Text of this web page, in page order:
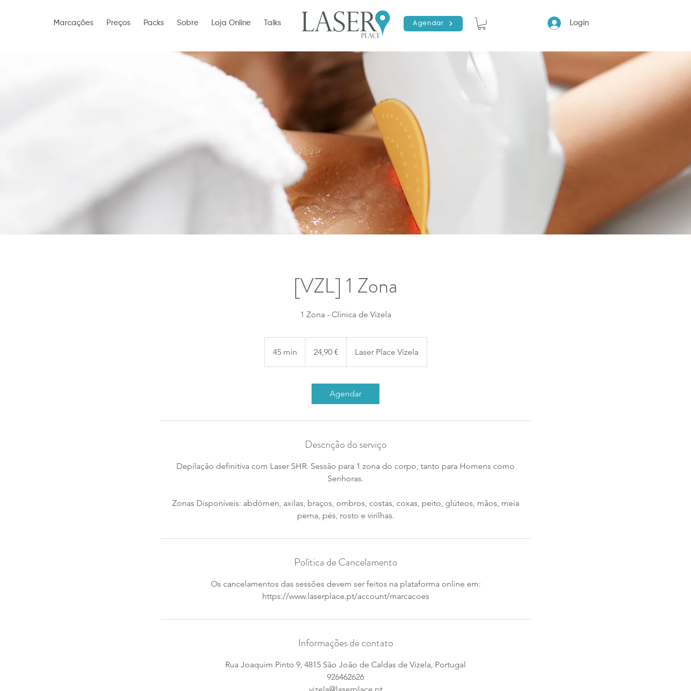
Marcações Preços Packs Sobre Loja Online Talks Agendar Login
[VZL] 1 Zona
1 Zona - Clínica de Vizela
45 min 24,90 € Laser Place Vizela
Agendar
Descrição do serviço
Depilação definitiva com Laser SHR. Sessão para 1 zona do corpo, tanto para Homens como
Senhoras.
Zonas Disponíveis: abdómen, axilas, braços, ombros, costas, coxas, peito, glúteos, mãos, meia
perna, pés, rosto e virilhas.
Política de Cancelamento
Os cancelamentos das sessões devem ser feitos na plataforma online em:
https://www.laserplace.pt/account/marcacoes
Informações de contato
Rua Joaquim Pinto 9, 4815 São João de Caldas de Vizela, Portugal
926462626
vizela@laserplace.pt